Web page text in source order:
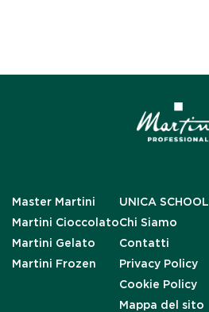
Master Martini
Martini Cioccolato
Martini Gelato
Martini Frozen
UNICA SCHOOL
Chi Siamo
Contatti
Privacy Policy
Cookie Policy
Mappa del sito